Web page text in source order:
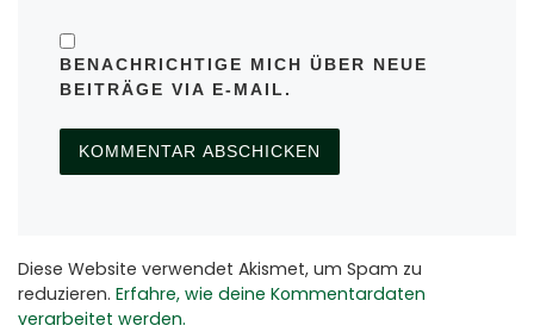
BENACHRICHTIGE MICH ÜBER NEUE
BEITRÄGE VIA E-MAIL.
Diese Website verwendet Akismet, um Spam zu
reduzieren. Erfahre, wie deine Kommentardaten
verarbeitet werden.